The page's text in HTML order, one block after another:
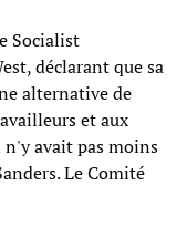
Socialist
déclarant que sa
alternative de
et aux
avait pas moins
Le Comité